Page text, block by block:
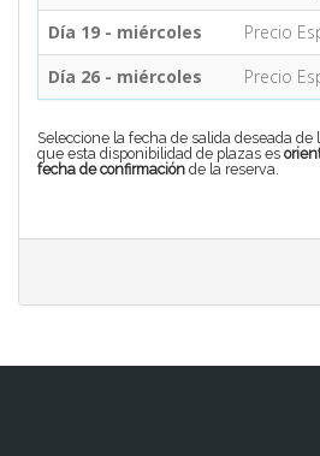
MÁS
Día 19 - miércoles
Precio
Día 26 - miércoles
Precio
Seleccione la fecha de salida deseada
que esta disponibilidad de plazas es
fecha de confirmación de la reserva.